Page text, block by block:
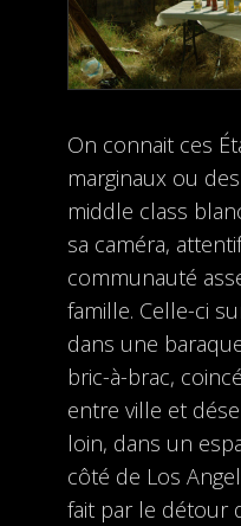
On connait ces
marginaux ou
middle class
sa caméra,
communauté
famille. Celle-ci
dans une
bric-à-brac,
entre ville et
loin, dans un
côté de Los
fait par le détour